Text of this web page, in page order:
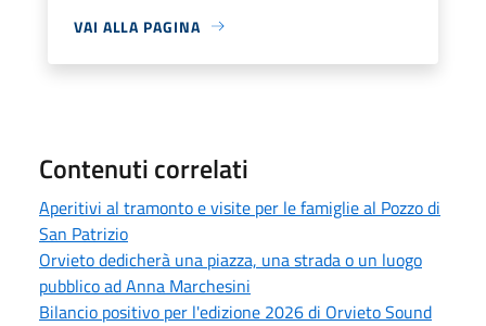
VAI ALLA PAGINA
Contenuti correlati
Aperitivi al tramonto e visite per le famiglie al Pozzo di
San Patrizio
Orvieto dedicherà una piazza, una strada o un luogo
pubblico ad Anna Marchesini
Bilancio positivo per l'edizione 2026 di Orvieto Sound